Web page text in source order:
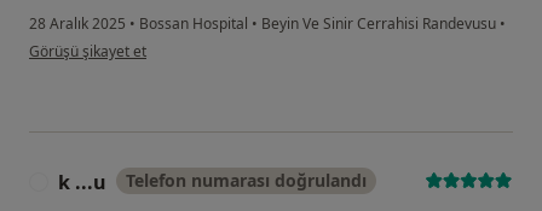
28 Aralık 2025 • Bossan Hospital • Beyin Ve Sinir Cerrahisi Randevusu •
kullanıcının görüşüne göre oz...m
Görüşü şikayet et
k ...u Telefon numarası doğrulandı